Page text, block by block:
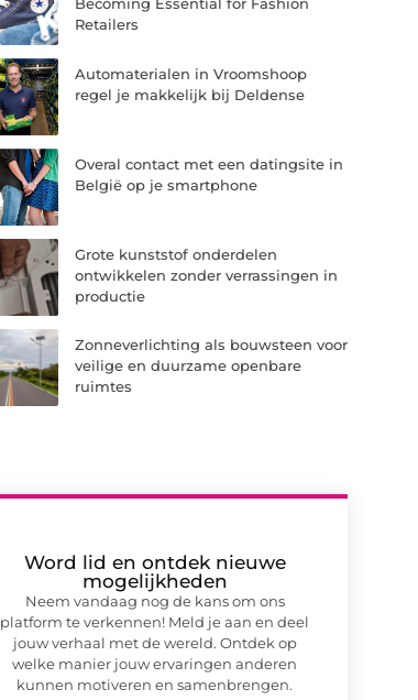
Becoming Essential for Fashion
Retailers
Automaterialen in Vroomshoop
regel je makkelijk bij Deldense
Overal contact met een datingsite in
België op je smartphone
Grote kunststof onderdelen
ontwikkelen zonder verrassingen in
productie
Zonneverlichting als bouwsteen voor
veilige en duurzame openbare
ruimtes
Word lid en ontdek nieuwe
mogelijkheden
Neem vandaag nog de kans om ons
platform te verkennen! Meld je aan en deel
jouw verhaal met de wereld. Ontdek op
welke manier jouw ervaringen anderen
kunnen motiveren en samenbrengen.